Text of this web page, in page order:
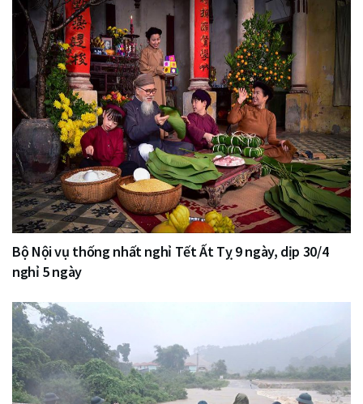
Bộ Nội vụ thống nhất nghỉ Tết Ất Tỵ 9 ngày, dịp 30/4
nghỉ 5 ngày